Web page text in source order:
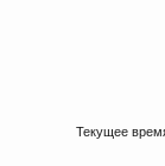
Текущее